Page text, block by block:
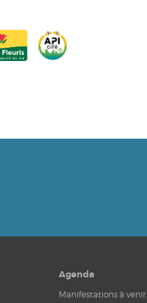
Agenda
Manifestations à venir